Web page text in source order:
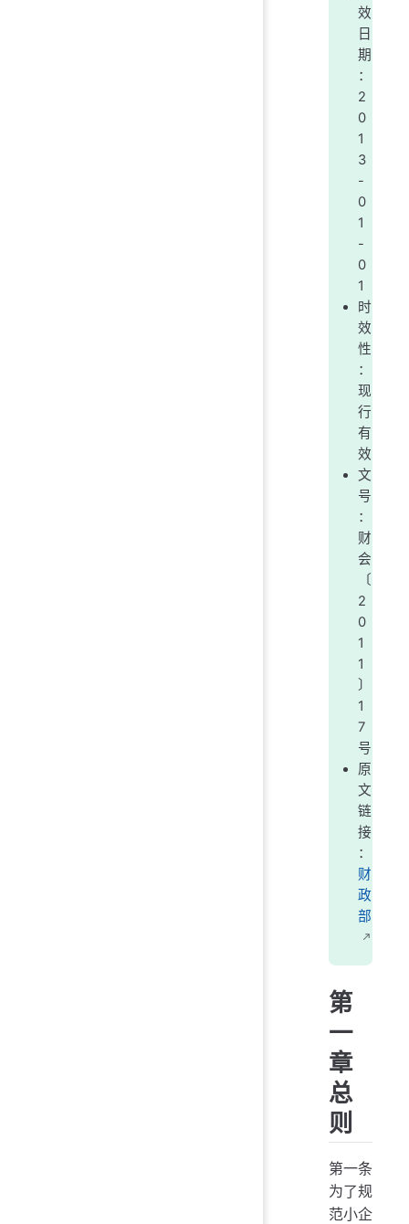
效
日
期
：
2
0
1
3
-
0
1
-
0
1
时
效
性
：
现
行
有
效
文
号
：
财
会
〔
2
0
1
1
〕
1
7
号
原
文
链
接
：
财
政
部
第
一
章
总
则
第一条
为了规
范小企